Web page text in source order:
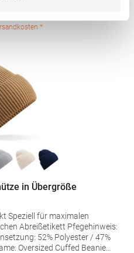
*
in Übergröße
52% Polyester / 47%
Oversized Cuffed Beanie